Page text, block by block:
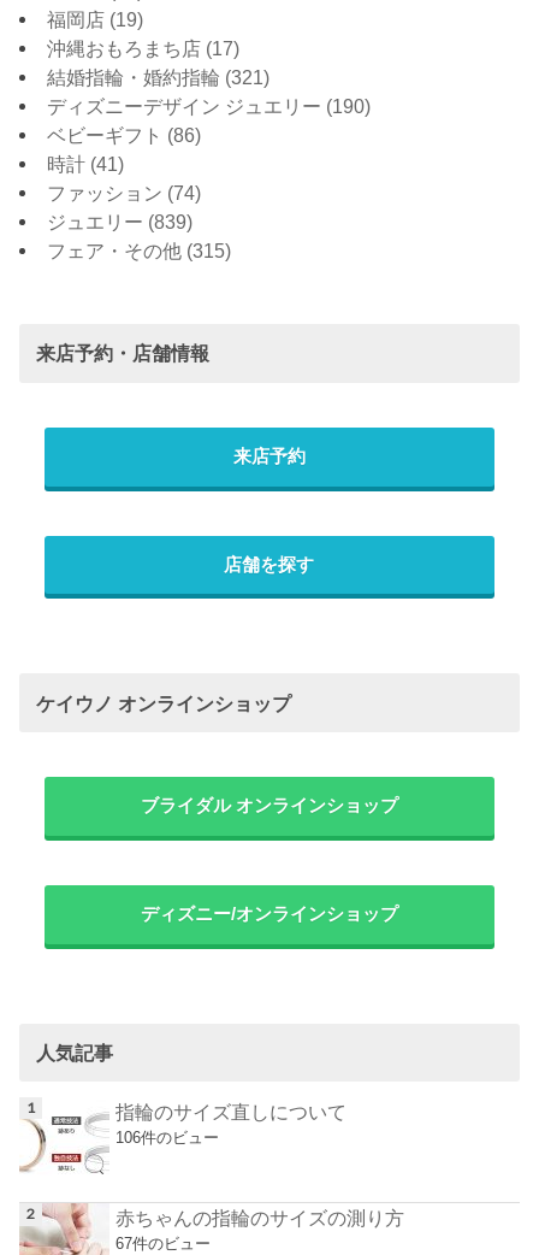
福岡店 (19)
沖縄おもろまち店 (17)
結婚指輪・婚約指輪 (321)
ディズニーデザイン ジュエリー (190)
ベビーギフト (86)
時計 (41)
ファッション (74)
ジュエリー (839)
フェア・その他 (315)
来店予約・店舗情報
来店予約
店舗を探す
ケイウノ オンラインショップ
ブライダル オンラインショップ
ディズニー/オンラインショップ
人気記事
指輪のサイズ直しについて
106件のビュー
赤ちゃんの指輪のサイズの測り方
67件のビュー